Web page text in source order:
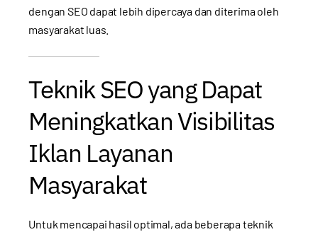
dengan SEO dapat lebih dipercaya dan diterima oleh
masyarakat luas.
Teknik SEO yang Dapat
Meningkatkan Visibilitas
Iklan Layanan
Masyarakat
Untuk mencapai hasil optimal, ada beberapa teknik